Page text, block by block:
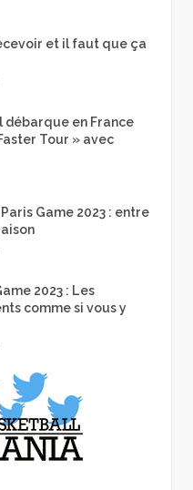
et il faut que ça
débarque en France
Tour » avec
Game 2023 : entre
2023 : Les
comme si vous y